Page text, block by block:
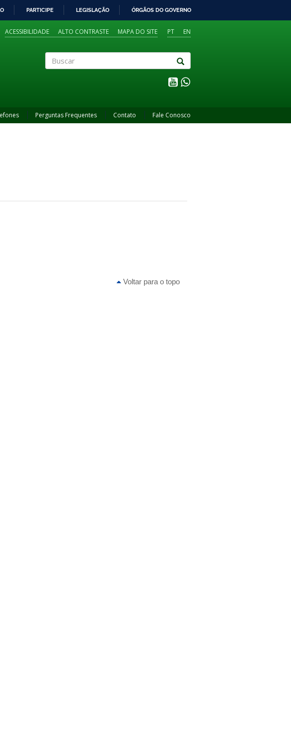
PARTICIPE LEGISLAÇÃO ÓRGÃOS DO GOVERNO
PT EN
ACESSIBILIDADE ALTO CONTRASTE MAPA DO SITE
Perguntas Frequentes Contato Fale Conosco
Voltar para o topo